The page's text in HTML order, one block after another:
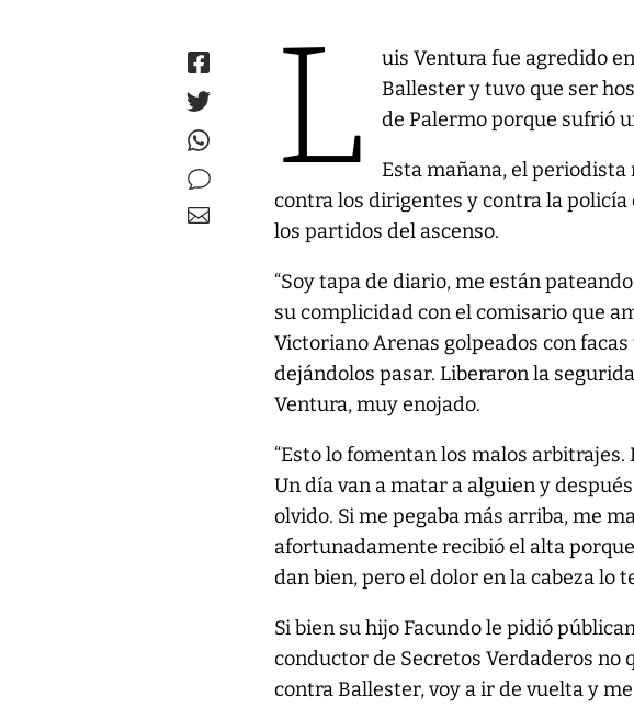
L
uis Ventura fue agredido
Ballester y tuvo que ser
de Palermo porque sufrió
Esta mañana, el
contra los dirigentes y contra la
los partidos del ascenso.
“Soy tapa de diario, me están
su complicidad con el comisario que
Victoriano Arenas golpeados con
dejándolos pasar. Liberaron la
Ventura, muy enojado.
“Esto lo fomentan los malos
Un día van a matar a alguien y
olvido. Si me pegaba más arriba, me
afortunadamente recibió el alta
dan bien, pero el dolor en la cabeza lo
Si bien su hijo Facundo le pidió
conductor de Secretos Verdaderos no
contra Ballester, voy a ir de vuelta y me